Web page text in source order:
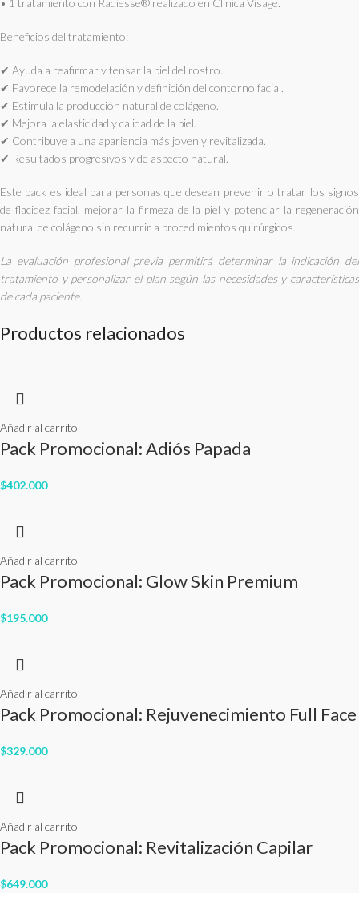
• 1 tratamiento con Radiesse® realizado en Clínica Visage.
Beneficios del tratamiento:
✔ Ayuda a reafirmar y tensar la piel del rostro.
✔ Favorece la remodelación y definición del contorno facial.
✔ Estimula la producción natural de colágeno.
✔ Mejora la elasticidad y calidad de la piel.
✔ Contribuye a una apariencia más joven y revitalizada.
✔ Resultados progresivos y de aspecto natural.
Este pack es ideal para personas que desean prevenir o tratar los signos
de flacidez facial, mejorar la firmeza de la piel y potenciar la regeneración
natural de colágeno sin recurrir a procedimientos quirúrgicos.
La evaluación profesional previa permitirá determinar la indicación del
tratamiento y personalizar el plan según las necesidades y características
de cada paciente.
Productos relacionados
Añadir al carrito
Pack Promocional: Adiós Papada
$402.000
Añadir al carrito
Pack Promocional: Glow Skin Premium
$195.000
Añadir al carrito
Pack Promocional: Rejuvenecimiento Full Face
$329.000
Añadir al carrito
Pack Promocional: Revitalización Capilar
$649.000